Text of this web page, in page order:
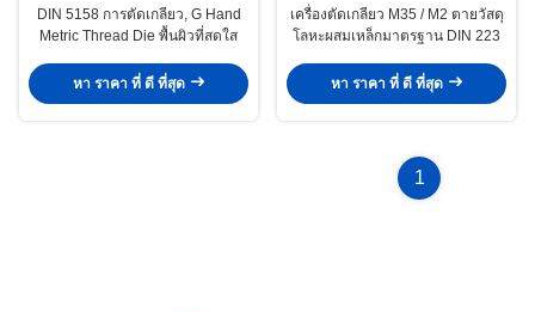
DIN 5158 การตัดเกลียว, G Hand
Metric Thread Die พื้นผิวที่สดใส
หา ราคา ที่ ดี ที่สุด
เครื่องตัดเกลียว M35 / M2 ตายวัสดุ
โลหะผสมเหล็กมาตรฐาน DIN 223
หา ราคา ที่ ดี ที่สุด
1